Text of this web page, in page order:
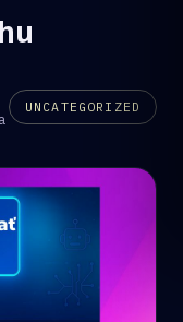
UNCATEGORIZED